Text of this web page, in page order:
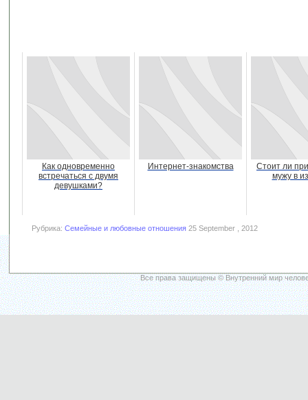
Как одновременно
встречаться с двумя
девушками?
Интернет-знакомства
Стоит ли
мужу в
Рубрика: Семейные и любовные отношения 25 September , 2012
Все права защищены © Внутренний мир